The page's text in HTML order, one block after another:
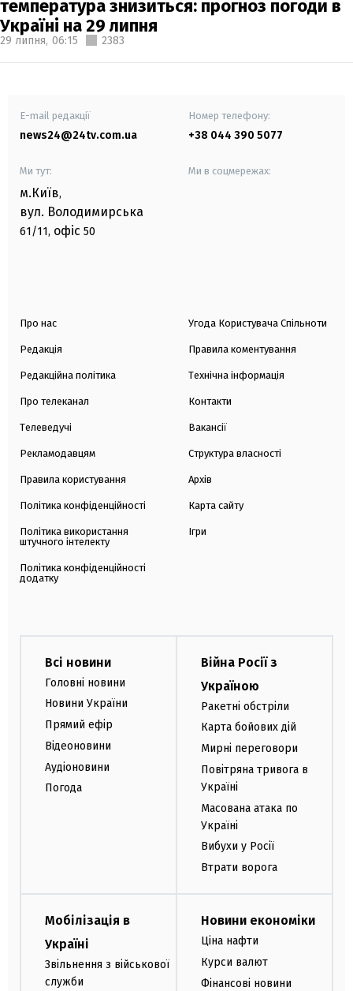
температура знизиться: прогноз погоди в
Україні на 29 липня
29 липня, 06:15 2383
E-mail редакції
news24@24tv.com.ua
Номер телефону:
+38 044 390 5077
Ми тут:
м.Київ,
вул. Володимирська
61/11, офіс 50
Ми в соцмережах:
Про нас
Редакція
Редакційна політика
Про телеканал
Телеведучі
Рекламодавцям
Правила користування
Політика конфіденційності
Політика використання
штучного інтелекту
Політика конфіденційності
додатку
Угода Користувача Спільноти
Правила коментування
Технічна інформація
Контакти
Вакансії
Структура власності
Архів
Карта сайту
Ігри
Всі новини
Головні новини
Новини України
Прямий ефір
Відеоновини
Аудіоновини
Погода
Війна Росії з
Україною
Ракетні обстріли
Карта бойових дій
Мирні переговори
Повітряна тривога в
Україні
Масована атака по
Україні
Вибухи у Росії
Втрати ворога
Мобілізація в
Україні
Звільнення з військової
служби
Новини економіки
Ціна нафти
Курси валют
Фінансові новини